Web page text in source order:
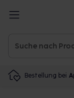
Bestellung bei